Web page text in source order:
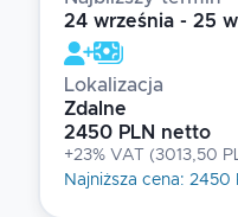
24 września - 25
Lokalizacja
Zdalne
2450 PLN netto
+23% VAT (3013,50
Najniższa cena: 2450